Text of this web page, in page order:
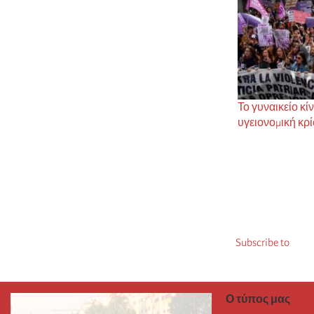
Το γυναικείο
υγειονομική
Subscribe to
Ο τύπος μας